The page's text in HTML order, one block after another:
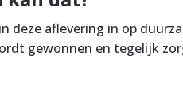
deze aflevering in op
gewonnen en tegelijk